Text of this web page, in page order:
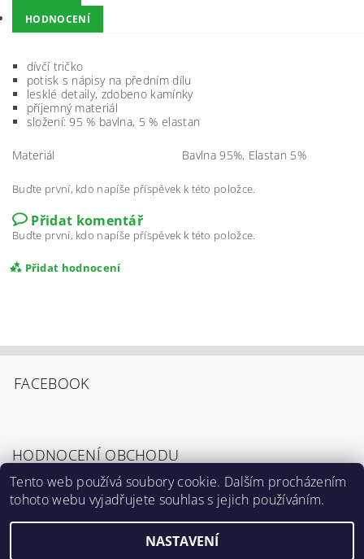
HODNOCENÍ
dívčí tričko
potisk s nápisy na předním dílu
lesklé detaily, zdobeno kamínky
příjemný materiál
složení: 95 % bavlna, 5 % elastan
Materiál Bavlna 95%, Elastan 5%
Buďte první, kdo napíše příspěvek k této položce.
Přidat komentář
Buďte první, kdo napíše příspěvek k této položce.
Přidat hodnocení
Souhlasím sPodmínkami ochrany osobních
FACEBOOK
HODNOCENÍ OBCHODU
Zobrazit všechna hodnocení obchodu
Tento web používá soubory cookie. Dalším procházením
tohoto webu vyjadřujete souhlas s jejich používáním.
NASTAVENÍ